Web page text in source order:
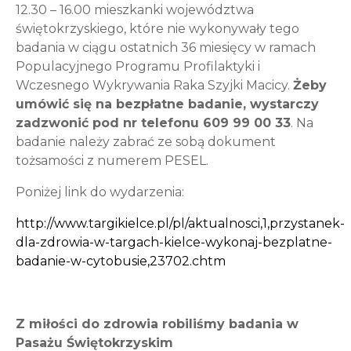
12.30 – 16.00 mieszkanki województwa
świętokrzyskiego, które nie wykonywały tego
badania w ciągu ostatnich 36 miesięcy w ramach
Populacyjnego Programu Profilaktyki i
Wczesnego Wykrywania Raka Szyjki Macicy. Żeby
umówić się na bezpłatne badanie, wystarczy
zadzwonić pod nr telefonu 609 99 00 33. Na
badanie należy zabrać ze sobą dokument
tożsamości z numerem PESEL.
Poniżej link do wydarzenia:
http://www.targikielce.pl/pl/aktualnosci,1,przystanek-
dla-zdrowia-w-targach-kielce-wykonaj-bezplatne-
badanie-w-cytobusie,23702.chtm
Z miłości do zdrowia robiliśmy badania w
Pasażu Świętokrzyskim